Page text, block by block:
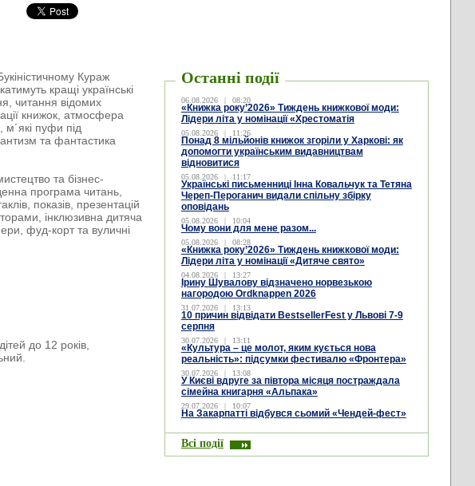
Кураж
кращі українські
читання відомих
книжок, атмосфера
пуфи під
та фантастика
та бізнес-
програма читань,
показів, презентацій
інклюзивна дитяча
фуд-корт та вуличні
до 12 років,
Останні події
06.08.2026 | 08:20
«Книжка року’2026» Тиждень книжкової моди:
Лідери літа у номінації «Хрестоматія
05.08.2026 | 11:26
Понад 8 мільйонів книжок згоріли у Харкові: як
допомогти українським видавництвам
відновитися
05.08.2026 | 11:17
Українські письменниці Інна Ковальчук та Тетяна
Череп-Пероганич видали спільну збірку
оповідань
05.08.2026 | 10:04
Чому вони для мене разом...
05.08.2026 | 08:28
«Книжка року’2026» Тиждень книжкової моди:
Лідери літа у номінації «Дитяче свято»
04.08.2026 | 13:27
Ірину Шувалову відзначено норвезькою
нагородою Ordknappen 2026
31.07.2026 | 13:13
10 причин відвідати BestsellerFest у Львові 7-9
серпня
30.07.2026 | 13:11
«Культура – це молот, яким кується нова
реальність»: підсумки фестивалю «Фронтера»
30.07.2026 | 13:08
У Києві вдруге за півтора місяця постраждала
сімейна книгарня «Альпака»
29.07.2026 | 10:07
На Закарпатті відбувся сьомий «Чендей-фест»
Всі події